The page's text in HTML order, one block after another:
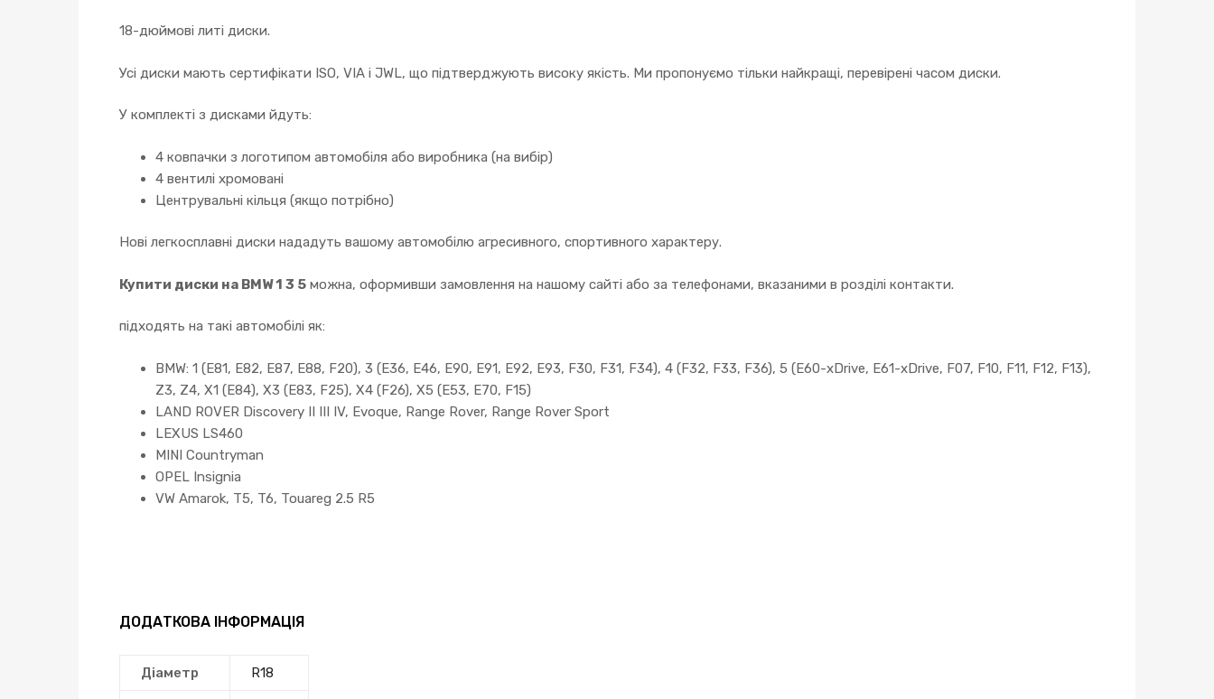
18-дюймові литі диски.
Усі диски мають сертифікати ISO, VIA і JWL, що підтверджують високу якість. Ми пропонуємо тільки найкращі, перевірені часом диски.
У комплекті з дисками йдуть:
4 ковпачки з логотипом автомобіля або виробника (на вибір)
4 вентилі хромовані
Центрувальні кільця (якщо потрібно)
Нові легкосплавні диски нададуть вашому автомобілю агресивного, спортивного характеру.
Купити диски на BMW 1 3 5 можна, оформивши замовлення на нашому сайті або за телефонами, вказаними в розділі контакти.
підходять на такі автомобілі як:
BMW: 1 (E81, E82, E87, E88, F20), 3 (E36, E46, E90, E91, E92, E93, F30, F31, F34), 4 (F32, F33, F36), 5 (E60-xDrive, E61-xDrive, F07, F10, F11, F12, F13),
Z3, Z4, X1 (E84), X3 (E83, F25), X4 (F26), X5 (E53, E70, F15)
LAND ROVER Discovery II III IV, Evoque, Range Rover, Range Rover Sport
LEXUS LS460
MINI Countryman
OPEL Insignia
VW Amarok, T5, T6, Touareg 2.5 R5
ДОДАТКОВА ІНФОРМАЦІЯ
Діаметр R18